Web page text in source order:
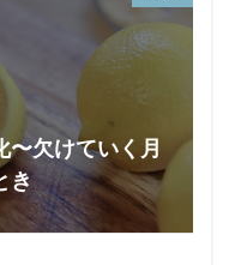
〜欠けていく月
き